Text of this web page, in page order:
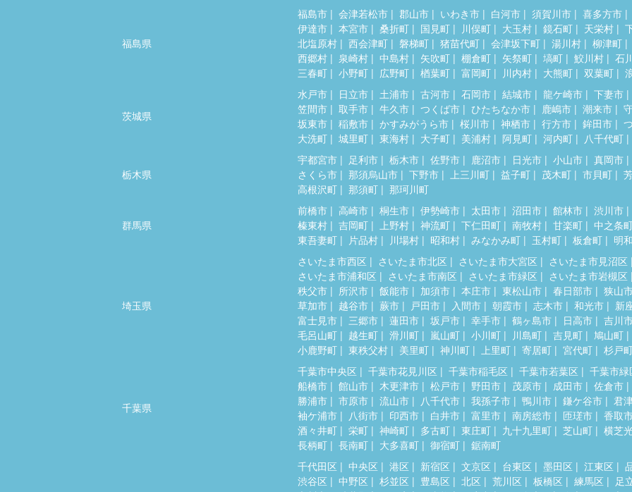
福島県
福島市 会津若松市 郡山市 いわき市 白河市 須賀川市
喜多方市
伊達市
本宮市 桑折町 国見町 川俣町 大玉村 鏡石町 天栄村
北塩原村
西会津町 磐梯町 猪苗代町 会津坂下町 湯川村
柳津町
西郷村
泉崎村 中島村 矢吹町 棚倉町 矢祭町 塙町 鮫川村
石
三春町
小野町 広野町 楢葉町 富岡町 川内村 大熊町 双葉町
茨城県
水戸市 日立市 土浦市 古河市 石岡市 結城市 龍ケ崎市
下妻市
笠間市
取手市 牛久市 つくば市 ひたちなか市 鹿嶋市 潮来市
坂東市
稲敷市 かすみがうら市 桜川市 神栖市 行方市 鉾田市
大洗町
城里町 東海村 大子町 美浦村 阿見町 河内町 八千代町
栃木県
宇都宮市 足利市 栃木市 佐野市 鹿沼市 日光市 小山市
真岡市
さくら市
那須烏山市 下野市 上三川町 益子町 茂木町 市貝町
高根沢町
那須町 那珂川町
群馬県
前橋市 高崎市 桐生市 伊勢崎市 太田市 沼田市 館林市
渋川市
榛東村
吉岡町 上野村 神流町 下仁田町 南牧村 甘楽町
中之条
東吾妻町
片品村 川場村 昭和村 みなかみ町 玉村町 板倉町 明
埼玉県
さいたま市西区 さいたま市北区 さいたま市大宮区
さいたま市見沼区
さいたま市浦和区
さいたま市南区 さいたま市緑区
さいたま市岩槻区
秩父市
所沢市 飯能市 加須市 本庄市 東松山市 春日部市
狭山
草加市
越谷市 蕨市 戸田市 入間市 朝霞市 志木市 和光市
新
富士見市
三郷市 蓮田市 坂戸市 幸手市 鶴ヶ島市 日高市
吉川
毛呂山町
越生町 滑川町 嵐山町 小川町 川島町 吉見町
鳩山町
小鹿野町
東秩父村 美里町 神川町 上里町 寄居町 宮代町 杉戸
千葉県
千葉市中央区 千葉市花見川区 千葉市稲毛区 千葉市若葉区
千葉市緑
船橋市
館山市 木更津市 松戸市 野田市 茂原市 成田市
佐倉市
勝浦市
市原市 流山市 八千代市 我孫子市 鴨川市 鎌ケ谷市
君
袖ケ浦市
八街市 印西市 白井市 富里市 南房総市 匝瑳市
香取
酒々井町
栄町 神崎町 多古町 東庄町 九十九里町 芝山町
横芝
長柄町
長南町 大多喜町 御宿町
鋸南町
千代田区
中央区 港区 新宿区 文京区 台東区 墨田区 江東区
渋谷区
中野区 杉並区 豊島区 北区 荒川区 板橋区 練馬区
足